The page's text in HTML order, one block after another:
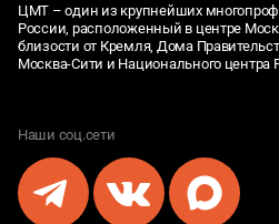
ЦМТ – один из крупнейших
России, расположенный в центре
близости от Кремля, Дома
Москва-Сити и Национального центра
Наши соц.сети